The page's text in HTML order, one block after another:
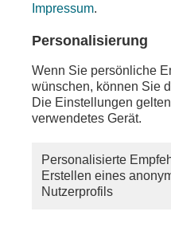
Impressum.
Personalisierung
Wenn Sie persönliche
wünschen, können Sie
Die Einstellungen
verwendetes Gerät.
Personalisierte
Erstellen eines
Nutzerprofils